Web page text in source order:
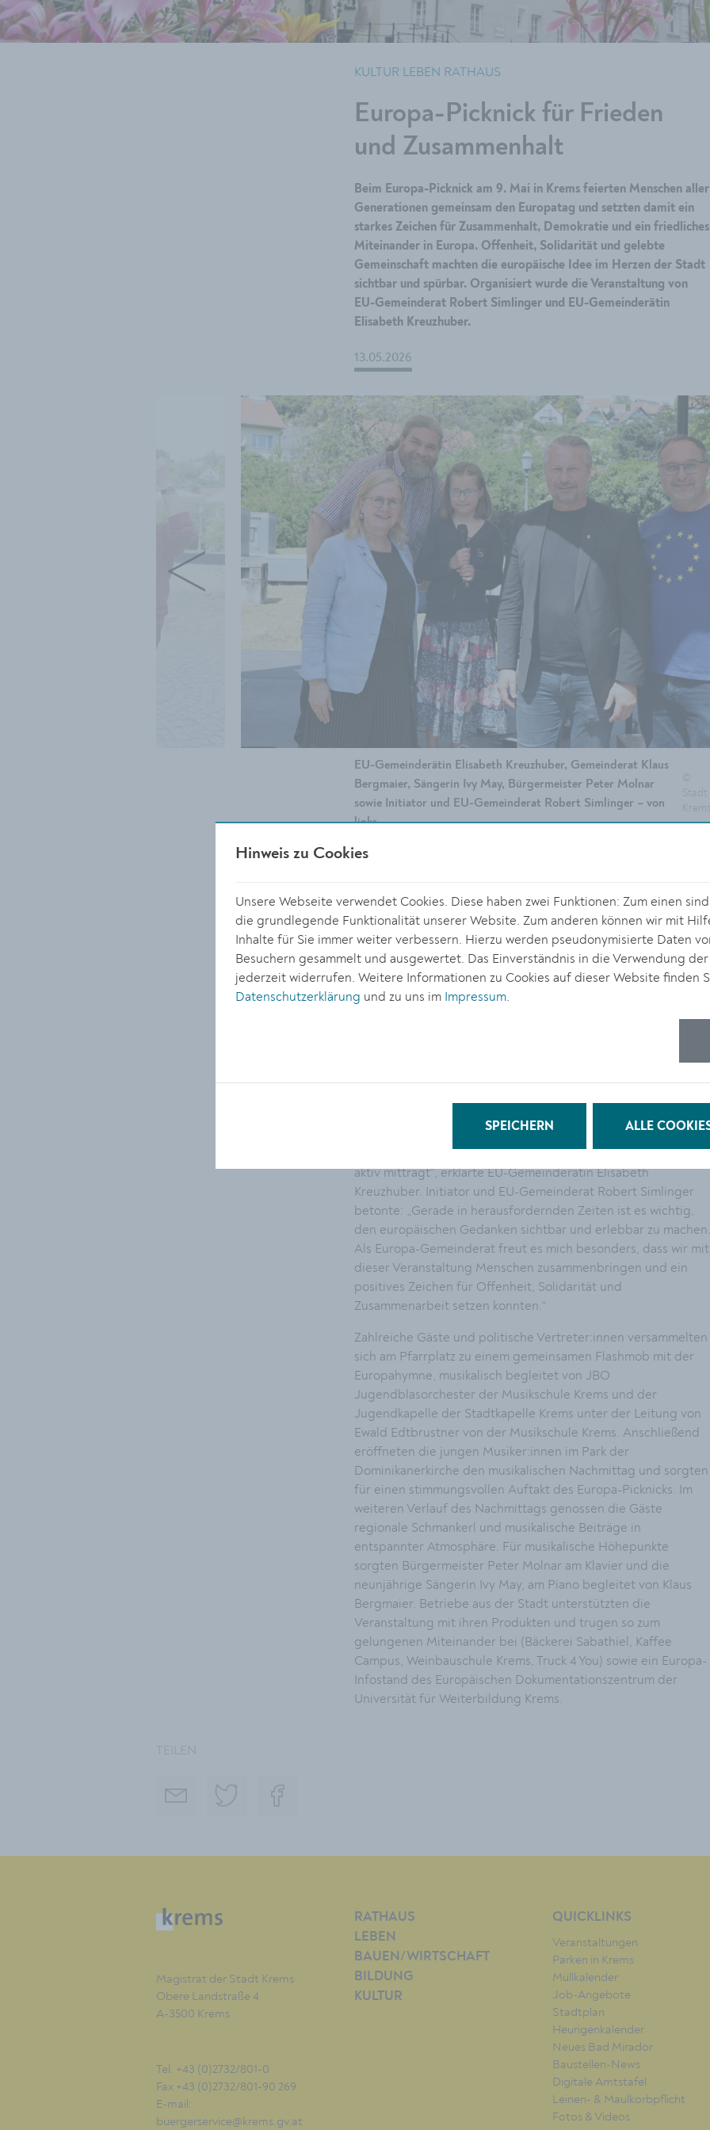
KULTUR LEBEN RATHAUS
Europa-Picknick für Frieden
und Zusammenhalt
Beim Europa-Picknick am 9. Mai in Krems feierten Menschen aller
Generationen gemeinsam den Europatag und setzten damit ein
starkes Zeichen für Zusammenhalt, Demokratie und ein friedliches
Miteinander in Europa. Offenheit, Solidarität und gelebte
Gemeinschaft machten die europäische Idee im Herzen der Stadt
sichtbar und spürbar. Organisiert wurde die Veranstaltung von
EU-Gemeinderat Robert Simlinger und EU-Gemeinderätin
Elisabeth Kreuzhuber.
13.05.2026
EU-Gemeinderätin Elisabeth Kreuzhuber, Gemeinderat Klaus
Bergmaier, Sängerin Ivy May, Bürgermeister Peter Molnar
sowie Initiator und EU-Gemeinderat Robert Simlinger – von
links.
„Wir wollen Frieden, wir wollen Gemeinsamkeit und wir wollen
eine gemeinsame gesellschaftliche und wirtschaftliche
Entwicklung in Europa. Gerade in herausfordernden Zeiten
muss Europa selbstbewusst auftreten und gemeinsame Werte
wie Menschenrechte, Demokratie und Solidarität aktiv
zugleich ein persönliches Zeichen dafür, wie Kultur Menschen
verbindet und Gemeinschaft stärkt.
den Menschen und über die Grenzen hinweg. Es freut uns
daher besonders, dass auch die Stadt Krems diesen Europatag
aktiv mitträgt“, erklärte EU-Gemeinderätin Elisabeth
Kreuzhuber. Initiator und EU-Gemeinderat Robert Simlinger
betonte: „Gerade in herausfordernden Zeiten ist es wichtig,
den europäischen Gedanken sichtbar und erlebbar zu machen.
Als Europa-Gemeinderat freut es mich besonders, dass wir mit
dieser Veranstaltung Menschen zusammenbringen und ein
positives Zeichen für Offenheit, Solidarität und
Zusammenarbeit setzen konnten.“
Zahlreiche Gäste und politische Vertreter:innen versammelten
sich am Pfarrplatz zu einem gemeinsamen Flashmob mit der
Europahymne, musikalisch begleitet von JBO
Jugendblasorchester der Musikschule Krems und der
Jugendkapelle der Stadtkapelle Krems unter der Leitung von
Ewald Edtbrustner von der Musikschule Krems. Anschließend
eröffneten die jungen Musiker:innen im Park der
Dominikanerkirche den musikalischen Nachmittag und sorgten
für einen stimmungsvollen Auftakt des Europa-Picknicks. Im
weiteren Verlauf des Nachmittags genossen die Gäste
regionale Schmankerl und musikalische Beiträge in
entspannter Atmosphäre. Für musikalische Höhepunkte
sorgten Bürgermeister Peter Molnar am Klavier und die
neunjährige Sängerin Ivy May, am Piano begleitet von Klaus
Bergmaier. Betriebe aus der Stadt unterstützten die
Veranstaltung mit ihren Produkten und trugen so zum
gelungenen Miteinander bei (Bäckerei Sabathiel, Kaffee
Campus, Weinbauschule Krems, Truck 4 You) sowie ein Europa-
Infostand des Europäischen Dokumentationszentrum der
Universität für Weiterbildung Krems.
Magistrat der Stadt Krems
Obere Landstraße 4
A-3500 Krems
Tel. +43 (0)2732/801-0
Fax +43 (0)2732/801-90 269
E-mail:
buergerservice@krems.gv.at
RATHAUS
LEBEN
BAUEN/WIRTSCHAFT
BILDUNG
KULTUR
QUICKLINKS
Veranstaltungen
Parken in Krems
Müllkalender
Job-Angebote
Stadtplan
Heurigenkalender
Neues Bad Mirador
Baustellen-News
Digitale Amtstafel
Leinen- & Maulkorbpflicht
Fotos & Videos
Hinweis zu Cookies
Unsere Webseite verwendet Cookies. Diese haben zwei Funktionen: Zum einen
die grundlegende Funktionalität unserer Website. Zum anderen können wir mit
Inhalte für Sie immer weiter verbessern. Hierzu werden pseudonymisierte Daten
Besuchern gesammelt und ausgewertet. Das Einverständnis in die Verwendung der
jederzeit widerrufen. Weitere Informationen zu Cookies auf dieser Website finden
Datenschutzerklärung und zu uns im Impressum.
SPEICHERN ALLE